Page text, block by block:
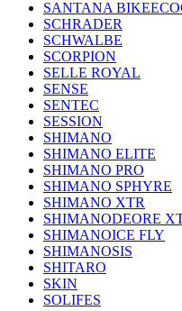
SANTANA
SCHRADER
SCHWALBE
SCORPION
SELLE ROYAL
SENSE
SENTEC
SESSION
SHIMANO
SHIMANO ELITE
SHIMANO PRO
SHIMANO SPHYRE
SHIMANO XTR
SHIMANODEORE
SHIMANOICE FLY
SHIMANOSIS
SHITARO
SKIN
SOLIFES